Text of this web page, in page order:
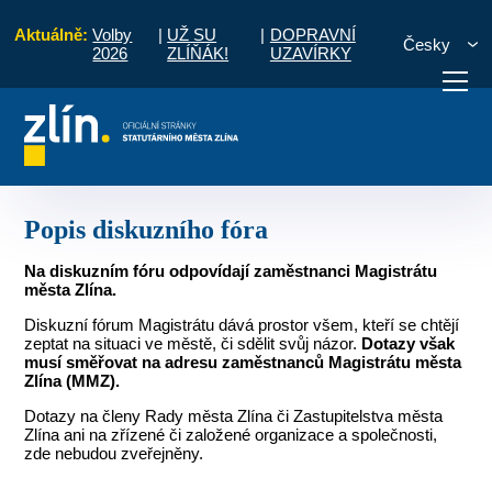
Aktuálně: Volby
2026
| UŽ SU
ZLÍŇÁK!
| DOPRAVNÍ
UZAVÍRKY
Česky
vyřídit Potřebuji zaplatit
Popis diskuzního fóra
Na diskuzním fóru odpovídají zaměstnanci Magistrátu
města Zlína.
Diskuzní fórum Magistrátu dává prostor všem, kteří se chtějí
zeptat na situaci ve městě, či sdělit svůj názor. Dotazy však
musí směřovat na adresu zaměstnanců Magistrátu města
Zlína (MMZ).
Dotazy na členy Rady města Zlína či Zastupitelstva města
Zlína ani na zřízené či založené organizace a společnosti,
zde nebudou zveřejněny.